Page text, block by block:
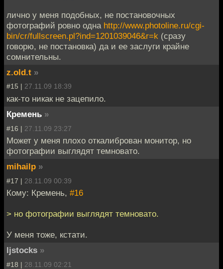
лично у меня подобных, не постановочных
фотографий ровно одна http://www.photoline.ru/cgi-
bin/cr/fullscreen.pl?ind=1201039046&r=k (сразу
говорю, не постановка) да и ее заслуги крайне
сомнительны.
z.old.t »
#15 | 27.11.09 18:39
как-то никак не зацепило.
Кремень »
#16 | 27.11.09 23:27
Может у меня плохо откалиброван монитор, но
фотографии выглядят темновато.
mihailp »
#17 | 28.11.09 00:39
Кому: Кремень, #16
> но фотографии выглядят темновато.
У меня тоже, кстати.
ljstocks »
#18 | 28.11.09 02:21